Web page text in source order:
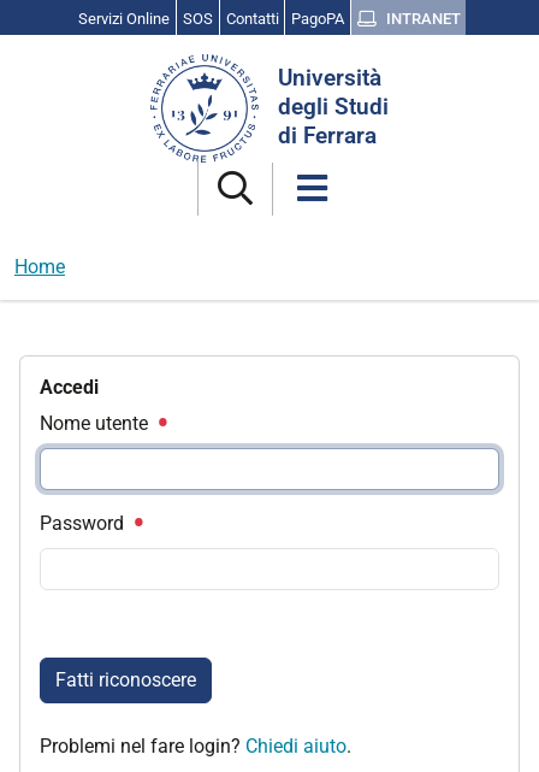
Servizi Online SOS Contatti PagoPA INTRANET
Università
degli Studi
di Ferrara
Home
Accedi
Nome utente
Password
Fatti riconoscere
Problemi nel fare login? Chiedi aiuto.